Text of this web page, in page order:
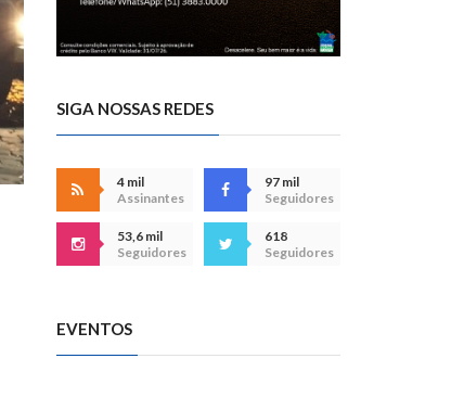
SIGA NOSSAS REDES
4 mil
Assinantes
97 mil
Seguidores
53,6 mil
Seguidores
618
Seguidores
EVENTOS